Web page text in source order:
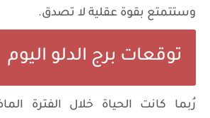
وستتمتع بقوة عقلية لا تصدق.
توقعات برج الدلو اليوم
رُبما كانت الحياة خلال الفترة